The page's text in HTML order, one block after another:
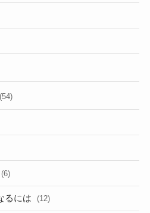
(54)
(6)
るには (12)